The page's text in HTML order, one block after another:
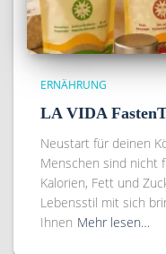
ERNÄHRUNG
LA VIDA
Neustart für deinen
Menschen sind nicht
Kalorien, Fett und
Lebensstil mit sich
Ihnen Mehr lesen…